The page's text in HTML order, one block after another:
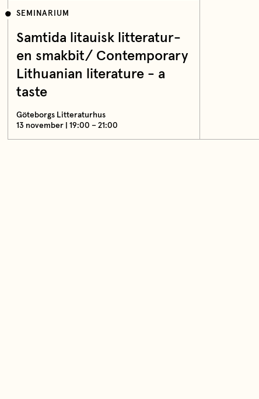
SEMINARIUM
Samtida litauisk litteratur-
en smakbit/ Contemporary
Lithuanian literature - a
taste
Göteborgs Litteraturhus
13 november | 19:00 – 21:00